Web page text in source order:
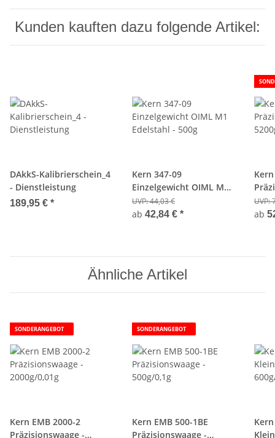
Kunden kauften dazu folgende Artikel:
DAkkS-Kalibrierschein_4
- Dienstleistung
189,95 € *
Kern 347-09
Einzelgewicht OIML M1
Edelstahl - 500g
UVP:44,03 €
ab 42,84 € *
UVP:
ab
Ähnliche Artikel
SONDERANGEBOT
Kern EMB 2000-2
Präzisionswaage -
SONDERANGEBOT
Kern EMB 500-1BE
Präzisionswaage -